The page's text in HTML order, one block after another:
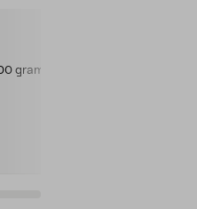
gram